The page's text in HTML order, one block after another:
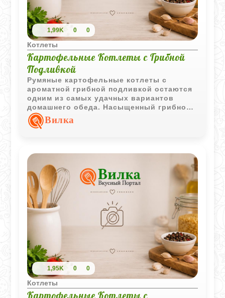
1,99K 0 0
Котлеты
Картофельные Котлеты с Грибной
Подливкой
Румяные картофельные котлеты с
ароматной грибной подливкой остаются
одним из самых удачных вариантов
домашнего обеда. Насыщенный грибной
соус отлично дополняет мягкую
картофельную основу и делает блюдо
Вилка
1,95K 0 0
Котлеты
Картофельные Котлеты с